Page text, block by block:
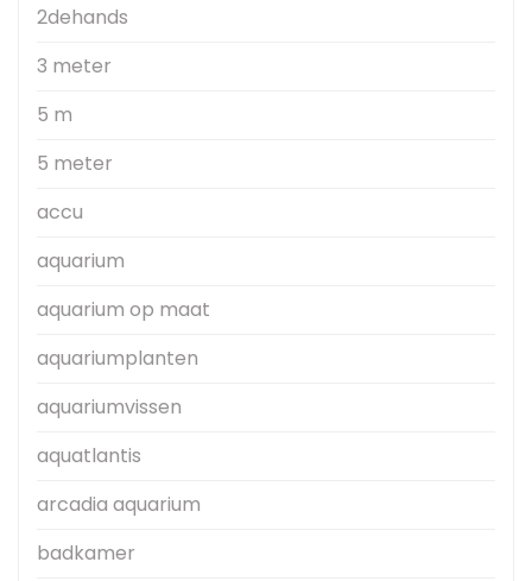
2dehands
3 meter
5 m
5 meter
accu
aquarium
aquarium op maat
aquariumplanten
aquariumvissen
aquatlantis
arcadia aquarium
badkamer